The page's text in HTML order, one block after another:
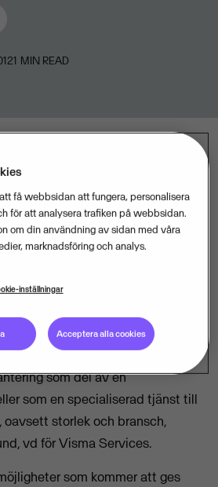
1 MIN READ
AB och ökar därmed sin
i Sverige.
25 anställda och driver sin
Verksamhetens huvudfokus
och Röyrvik Norge.
vi Vismas möjlighet att
som del av en
som en specialiserad tjänst till
storlek och bransch,
vd för Visma Services.
som kommer att ges
få webbsidan att fungera, personalisera
för att analysera trafiken på webbsidan.
om din användning av sidan med våra
marknadsföring och analys.
inställningar
Acceptera alla cookies